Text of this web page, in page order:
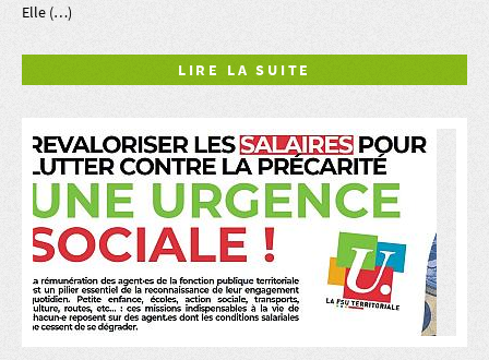
Elle (…)
LIRE LA SUITE